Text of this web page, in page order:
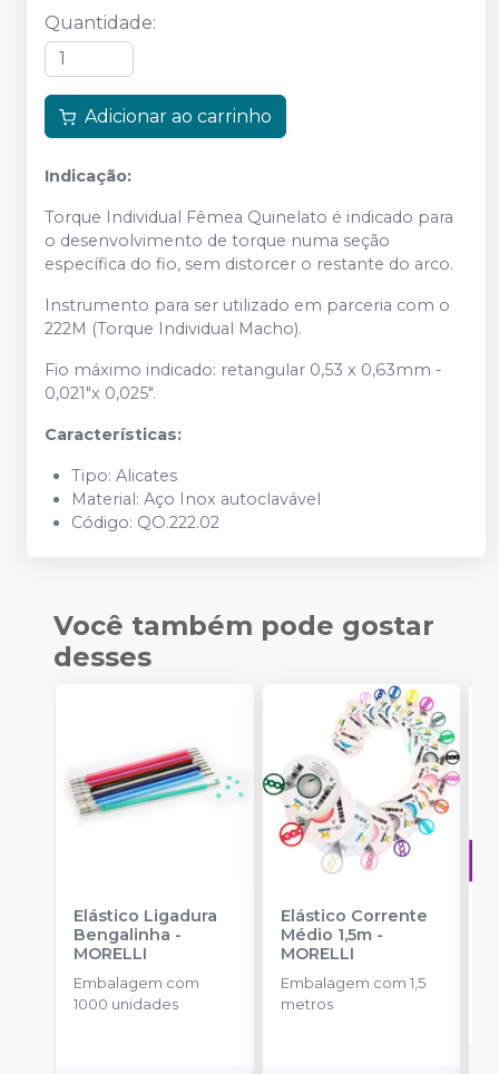
Quantidade:
Adicionar ao carrinho
Indicação:
Torque Individual Fêmea Quinelato é indicado para
o desenvolvimento de torque numa seção
específica do fio, sem distorcer o restante do arco.
Instrumento para ser utilizado em parceria com o
222M (Torque Individual Macho).
Fio máximo indicado: retangular 0,53 x 0,63mm -
0,021"x 0,025".
Características:
Tipo: Alicates
Material: Aço Inox autoclavável
Código: QO.222.02
Você também pode gostar
desses
Elástico Ligadura
Bengalinha -
MORELLI
Embalagem com
1000 unidades
Elástico Corrente
Médio 1,5m-
MORELLI
Embalagem com 1,5
metros